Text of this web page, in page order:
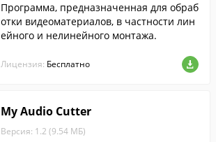
Программа, предназначенная для обраб
отки видеоматериалов, в частности лин
ейного и нелинейного монтажа.
Лицензия: Бесплатно
My Audio Cutter
Версия: 1.2 (9.54 МБ)